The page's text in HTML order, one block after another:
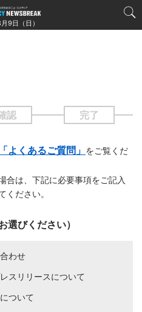
9日（日）
認 完了
「よくあるご質問」 をご覧くだ
合は、下記に必要事項をご記入
ください。
選びください）
わせ
スリリースについて
ついて